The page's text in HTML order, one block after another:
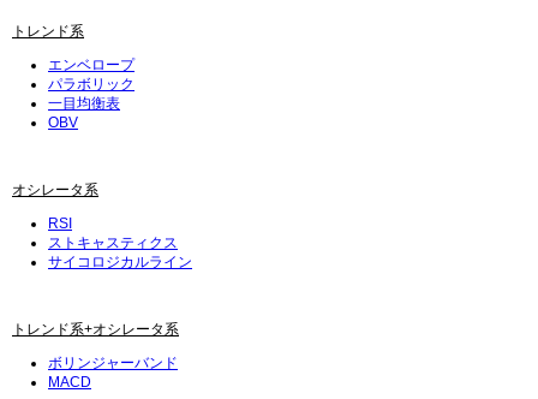
トレンド系
エンベロープ
パラボリック
一目均衡表
OBV
オシレータ系
RSI
ストキャスティクス
サイコロジカルライン
トレンド系+オシレータ系
ボリンジャーバンド
MACD